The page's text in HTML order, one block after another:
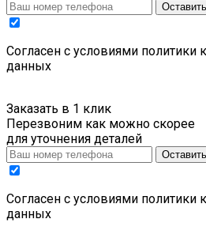
Cогласен с условиями политики
данных
Заказать в 1 клик
Перезвоним как можно скорее
для уточнения деталей
Cогласен с условиями политики
данных